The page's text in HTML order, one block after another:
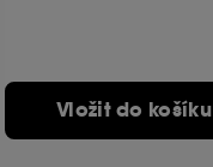
Vložit do košíku